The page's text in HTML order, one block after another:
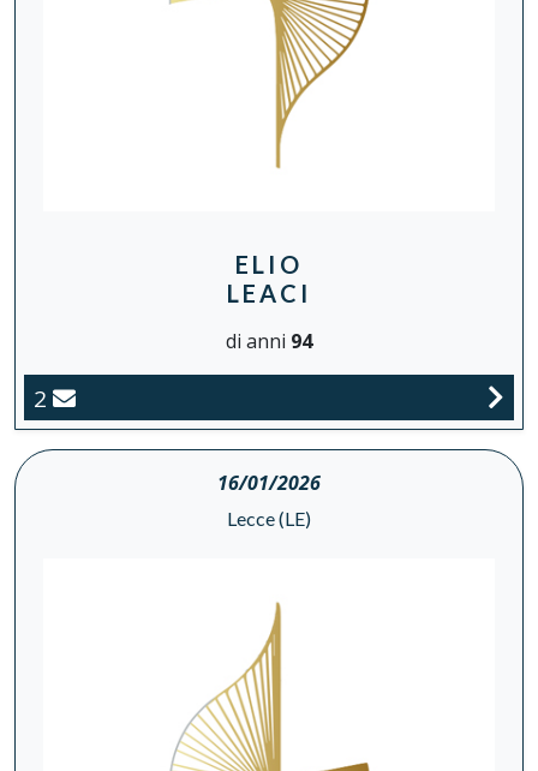
ELIO
LEACI
di anni 94
2
16/01/2026
Lecce (LE)